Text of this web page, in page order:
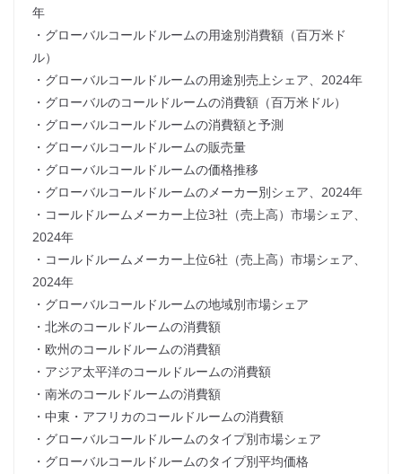
年
・グローバルコールドルームの用途別消費額（百万米ド
ル）
・グローバルコールドルームの用途別売上シェア、2024年
・グローバルのコールドルームの消費額（百万米ドル）
・グローバルコールドルームの消費額と予測
・グローバルコールドルームの販売量
・グローバルコールドルームの価格推移
・グローバルコールドルームのメーカー別シェア、2024年
・コールドルームメーカー上位3社（売上高）市場シェア、
2024年
・コールドルームメーカー上位6社（売上高）市場シェア、
2024年
・グローバルコールドルームの地域別市場シェア
・北米のコールドルームの消費額
・欧州のコールドルームの消費額
・アジア太平洋のコールドルームの消費額
・南米のコールドルームの消費額
・中東・アフリカのコールドルームの消費額
・グローバルコールドルームのタイプ別市場シェア
・グローバルコールドルームのタイプ別平均価格